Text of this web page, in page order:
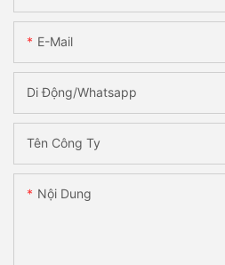
E-Mail
Di Động/Whatsapp
Tên Công Ty
Nội Dung